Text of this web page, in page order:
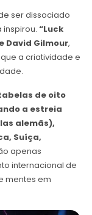
ser dissociado
“Luck
David Gilmour,
a criatividade e
de oito
a estreia
alemãs),
Suíça,
apenas
internacional de
mentes em